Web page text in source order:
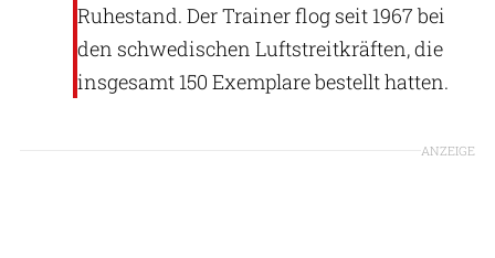
Ruhestand. Der Trainer flog seit 1967 bei
den schwedischen Luftstreitkräften, die
insgesamt 150 Exemplare bestellt hatten.
ANZEIGE